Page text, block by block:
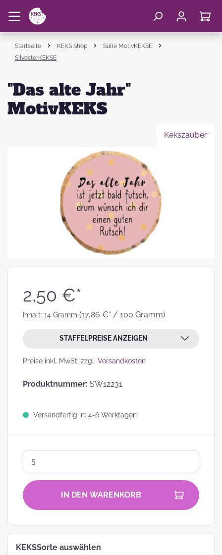
Startseite KEKS Shop
Süße MotivKEKSE
SilvesterKEKSE
"Das alte Jahr"
MotivKEKS
Kekszauber
2,50 €*
Inhalt: 14 Gramm (17,86 €* / 100 Gramm)
STAFFELPREISE ANZEIGEN
Preise inkl. MwSt. zzgl. Versandkosten
Produktnummer: SW12231
Versandfertig in: 4-6 Werktagen
IN DEN WARENKORB
KEKSSorte auswählen